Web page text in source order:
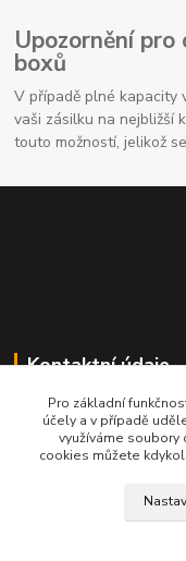
Upozornění
boxů
V případě plné kapacity
vaši zásilku na nejbližší
touto možností, jelikož
Kontaktní údaje
704691325
info@rostliny-
Pro základní
účely a v případě
využíváme soubory
cookies můžete